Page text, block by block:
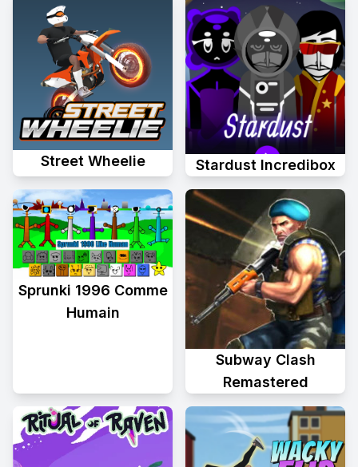
Street Wheelie Stardust Incredibox
Sprunki 1996 Comme
Humain
Subway Clash
Remastered